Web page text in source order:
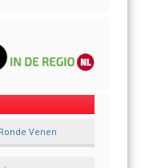
Venen